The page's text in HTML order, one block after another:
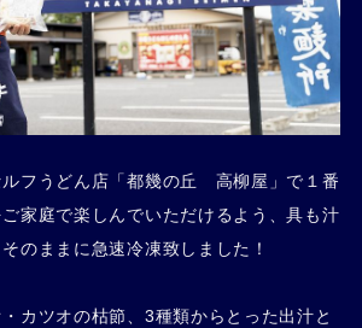
フうどん店「都幾の丘 高柳屋」で１番
家庭で楽しんでいただけるよう、具も汁
のままに急速冷凍致しました！
カツオの枯節、3種類からとった出汁と